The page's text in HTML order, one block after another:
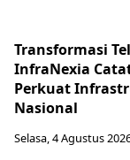
Transformasi
InfraNexia
Perkuat
Nasional
Selasa, 4 Agustus